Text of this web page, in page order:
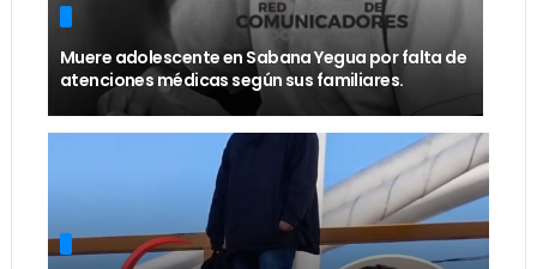
Muere adolescente en Sabana Yegua por falta de
atenciones médicas según sus familiares.